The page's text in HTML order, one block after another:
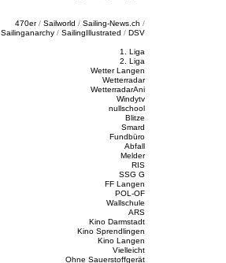
470er/ Sailworld / Sailing-News.ch /
Sailinganarchy / SailingIllustrated / DSV
1. Liga
2. Liga
Wetter Langen
Wetterradar
WetterradarAni
Windytv
nullschool
Blitze
Smard
Fundbüro
Abfall
Melder
RIS
SSG G
FF Langen
POL-OF
Wallschule
ARS
Kino Darmstadt
Kino Sprendlingen
Kino Langen
Vielleicht
Ohne Sauerstoffgerät